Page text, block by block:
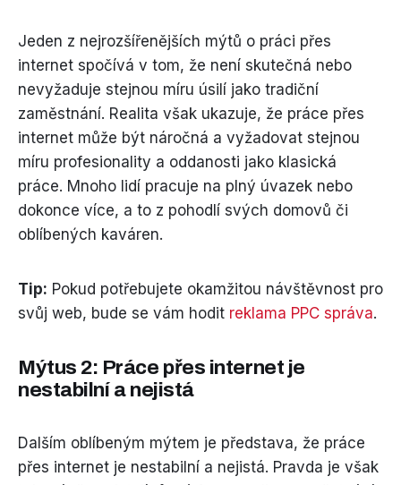
Jeden z nejrozšířenějších mýtů o práci přes
internet spočívá v tom, že není skutečná nebo
nevyžaduje stejnou míru úsilí jako tradiční
zaměstnání. Realita však ukazuje, že práce přes
internet může být náročná a vyžadovat stejnou
míru profesionality a oddanosti jako klasická
práce. Mnoho lidí pracuje na plný úvazek nebo
dokonce více, a to z pohodlí svých domovů či
oblíbených kaváren.
Tip: Pokud potřebujete okamžitou návštěvnost pro
svůj web, bude se vám hodit reklama PPC správa.
Mýtus 2: Práce přes internet je
nestabilní a nejistá
Dalším oblíbeným mýtem je představa, že práce
přes internet je nestabilní a nejistá. Pravda je však